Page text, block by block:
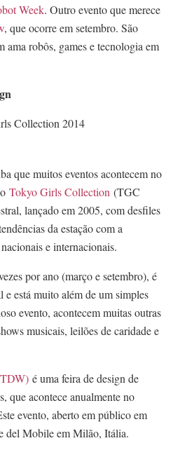
Week. Outro evento que merece
, que ocorre em setembro. São
ama robôs, games e tecnologia em
que muitos eventos acontecem no
Tokyo Girls Collection (TGC
lançado em 2005, com desfiles
da estação com a
e internacionais.
por ano (março e setembro), é
está muito além de um simples
evento, acontecem muitas outras
musicais, leilões de caridade e
é uma feira de design de
que acontece anualmente no
evento, aberto em público em
del Mobile em Milão, Itália.